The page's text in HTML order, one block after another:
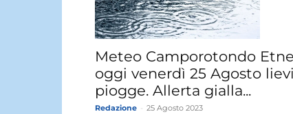
Meteo Camporotondo
oggi venerdì 25 Agosto lievi
piogge. Allerta gialla...
Redazione 25 Agosto 2023